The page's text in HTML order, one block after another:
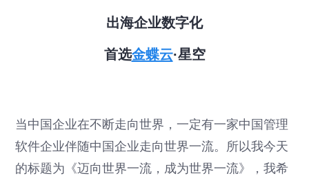
出海企业数字化
首选金蝶云·星空
当中国企业在不断走向世界，一定有一家中国管理
软件企业伴随中国企业走向世界一流。所以我今天
的标题为《迈向世界一流，成为世界一流》，我希